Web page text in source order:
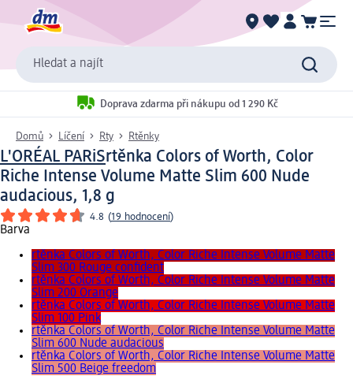
Hledat a najít
Doprava zdarma při nákupu od 1 290 Kč
Domů Líčení Rty Rtěnky
L'ORÉAL PARiSrtěnka Colors of Worth, Color
Riche Intense Volume Matte Slim 600 Nude
audacious, 1,8 g
4.8 (19 hodnocení)
Barva
rtěnka Colors of Worth, Color Riche Intense Volume Matte
Slim 300 Rouge confident
rtěnka Colors of Worth, Color Riche Intense Volume Matte
Slim 200 Orange
rtěnka Colors of Worth, Color Riche Intense Volume Matte
Slim 100 Pink
rtěnka Colors of Worth, Color Riche Intense Volume Matte
Slim 600 Nude audacious
rtěnka Colors of Worth, Color Riche Intense Volume Matte
Slim 500 Beige freedom